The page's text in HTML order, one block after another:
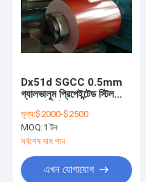
Dx51d SGCC 0.5mm
গ্যালভালুম প্রিপেইন্টেড স্টিল
মূল্য:$2000-$2500
MOQ:1 টন
সর্বশেষ দাম পান
এখন যোগাযোগ